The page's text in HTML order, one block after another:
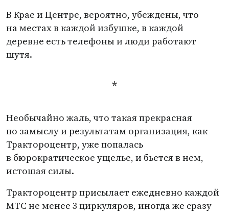
В Крае и Центре, вероятно, убеждены, что
на местах в каждой избушке, в каждой
деревне есть телефоны и люди работают
шутя.
*
Необычайно жаль, что такая прекрасная
по замыслу и результатам организация, как
Трактороцентр, уже попалась
в бюрократическое ущелье, и бьется в нем,
истощая силы.
Трактороцентр присылает ежедневно каждой
МТС не менее 3 циркуляров, иногда же сразу